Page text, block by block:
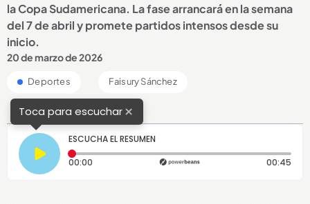
la Copa Sudamericana. La fase arrancará en la semana
del 7 de abril y promete partidos intensos desde su
inicio.
20 de marzo de 2026
Deportes Faisury Sánchez
Toca para escuchar×
ESCUCHA EL RESUMEN
00:00 Tiempo transcurrido: 0 segundos 00:45